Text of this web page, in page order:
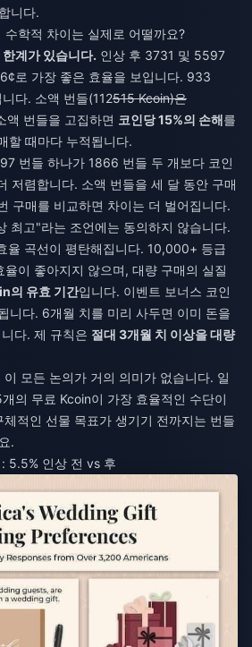
니다.
학적 차이는 실제로 어떨까요?
계가 있습니다. 인상 후 3731 및 5597
로 가장 좋은 효율을 보입니다. 933
다. 소액 번들(112515 Kcoin)은
액 번들을 고집하면 코인당 15%의 손해를
할 때마다 누적됩니다.
번들 하나가 1866 번들 두 개보다 코인
저렴합니다. 소액 번들을 세 달 동안 구매
구매를 비교하면 차이는 더 벌어집니다.
최고"라는 조언에는 동의하지 않습니다.
율 곡선이 평탄해집니다. 10,000+ 등급
이 좋아지지 않으며, 대량 구매의 실질
의 유효 기간입니다. 이벤트 보너스 코인
니다. 6개월 치를 미리 사두면 이미 돈을
다. 제 규칙은 절대 3개월 치 이상을 대량
모든 논의가 거의 의미가 없습니다. 일
의 무료 Kcoin이 가장 효율적인 수단이
적인 선물 목표가 생기기 전까지는 번들
.
5.5% 인상 전 vs 후